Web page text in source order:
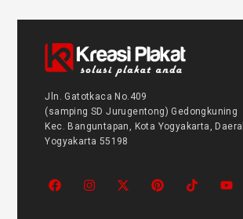
Jln. Gatotkaca No.409
(samping SD Jurugentong) Gedongkuning
Kec. Banguntapan, Kota Yogyakarta,
Yogyakarta 55198